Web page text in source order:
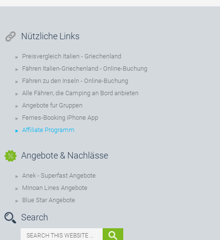
Nützliche Links
Preisvergleich Italien - Griechenland
Fähren Italien-Griechenland - Online-Buchung
Fähren zu den Inseln - Online-Buchung
Alle Fähren, die Camping an Bord anbieten
Angebote fur Gruppen
Ferries-Booking iPhone App
Affiliate Programm
Angebote & Nachlässe
Anek - Superfast Angebote
Minoan Lines Angebote
Blue Star Angebote
Search